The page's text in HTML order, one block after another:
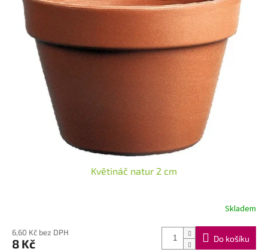
Květináč natur 2 cm
Skladem
6,60 Kč bez DPH
8 Kč Do košíku